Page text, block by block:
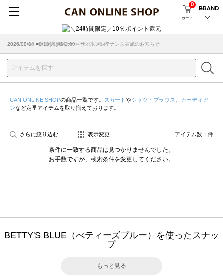
カート
0
BRAND
2026/08/04 ■8/13(木)AM2:00～サイトメンテナンス実施のお知らせ
2026/03/18 ■店舗受け取りサービスのご案内
CAN ONLINE SHOPの商品一覧です。 スカート やシャツ・ブラウス
カーディガ
ンなど定番アイテムを取り揃えております。
さらに絞り込む 表示変更 アイテム数： 件
条件に一致する商品は見つかりませんでした。
お手数ですが、検索条件を変更してください。
BETTY'S BLUE（べティーズブルー）を使ったスナッ
プ
もっと見る